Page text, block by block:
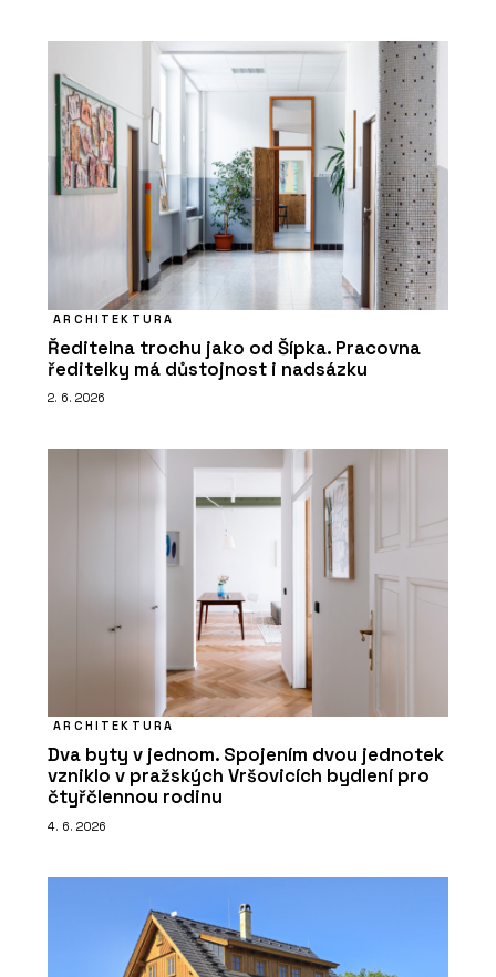
ARCHITEKTURA
Ředitelna trochu jako od Šípka. Pracovna
ředitelky má důstojnost i nadsázku
2. 6. 2026
ARCHITEKTURA
Dva byty v jednom. Spojením dvou jednotek
vzniklo v pražských Vršovicích bydlení pro
čtyřčlennou rodinu
4. 6. 2026